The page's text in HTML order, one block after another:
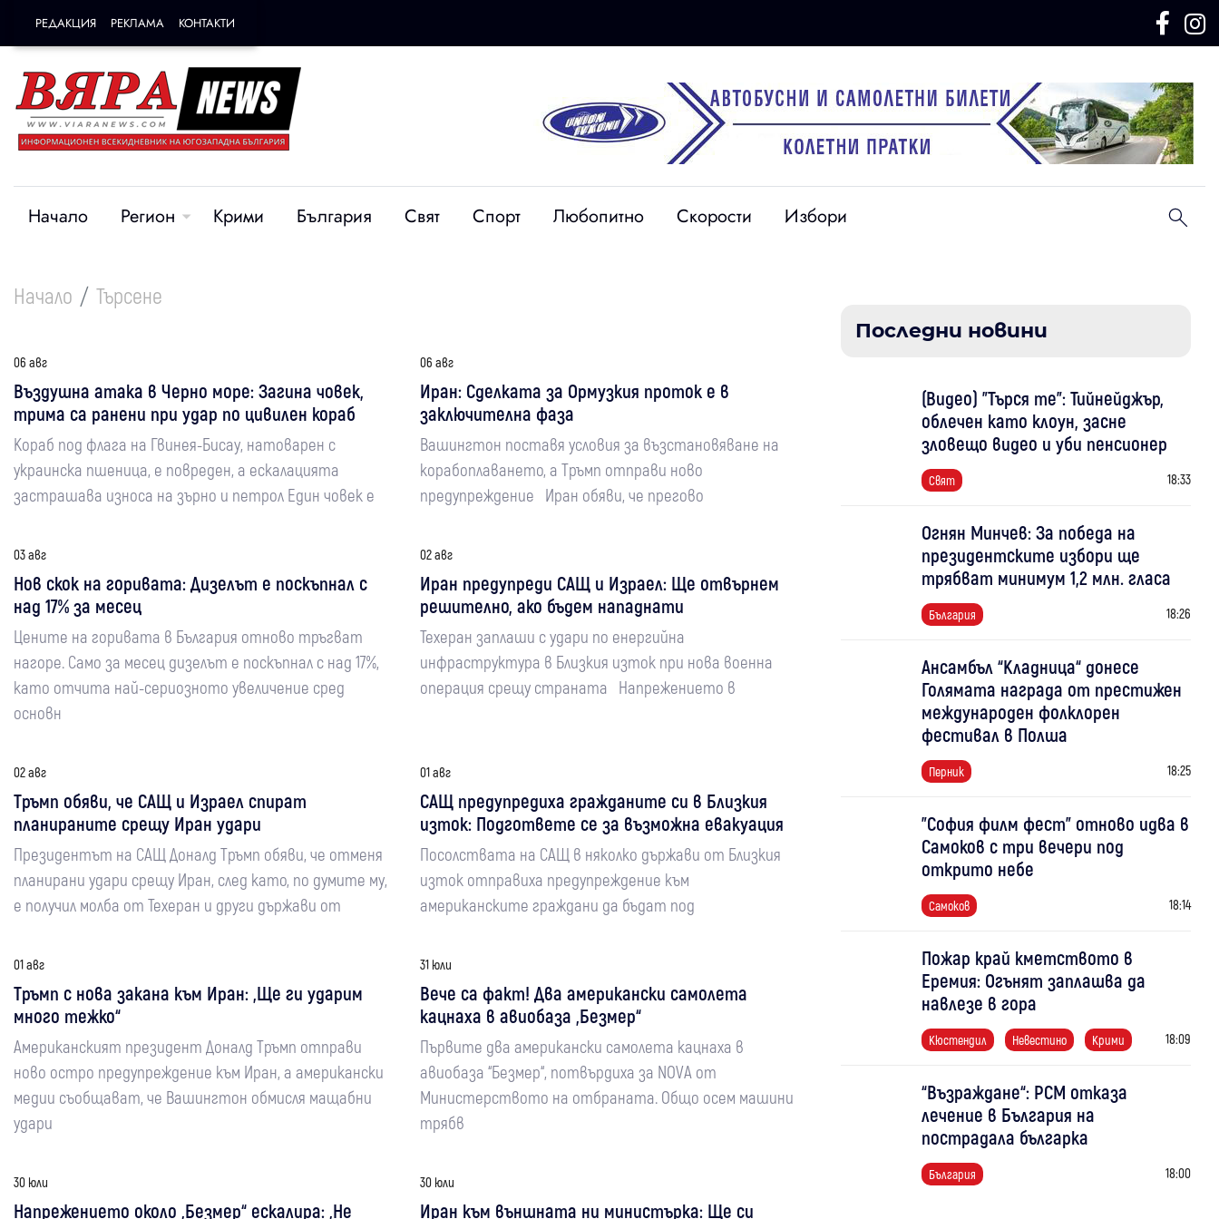
РЕДАКЦИЯ РЕКЛАМА КОНТАКТИ
Начало Регион Крими България Свят Спорт Любопитно Скорости Избори
Начало Търсене
06 авг
Въздушна атака в Черно море: Загина човек,
трима са ранени при удар по цивилен кораб
Кораб под флага на Гвинея-Бисау, натоварен с
украинска пшеница, е повреден, а ескалацията
застрашава износа на зърно и петрол Един човек е
06 авг
Иран: Сделката за Ормузкия проток е в
заключителна фаза
Вашингтон поставя условия за възстановяване на
корабоплаването, а Тръмп отправи ново
предупреждение Иран обяви, че прегово
03 авг
Нов скок на горивата: Дизелът е поскъпнал с
над 17% за месец
Цените на горивата в България отново тръгват
нагоре. Само за месец дизелът е поскъпнал с над 17%,
като отчита най-сериозното увеличение сред
основн
02 авг
Иран предупреди САЩ и Израел: Ще отвърнем
решително, ако бъдем нападнати
Техеран заплаши с удари по енергийна
инфраструктура в Близкия изток при нова военна
операция срещу страната Напрежението в
02 авг
Тръмп обяви, че САЩ и Израел спират
планираните срещу Иран удари
Президентът на САЩ Доналд Тръмп обяви, че отменя
планирани удари срещу Иран, след като, по думите му,
е получил молба от Техеран и други държави от
01 авг
САЩ предупредиха гражданите си в Близкия
изток: Подгответе се за възможна евакуация
Посолствата на САЩ в няколко държави от Близкия
изток отправиха предупреждение към
американските граждани да бъдат под
01 авг
Тръмп с нова закана към Иран: „Ще ги ударим
много тежко“
Американският президент Доналд Тръмп отправи
ново остро предупреждение към Иран, а американски
медии съобщават, че Вашингтон обмисля мащабни
удари
31 юли
Вече са факт! Два американски самолета
кацнаха в авиобаза „Безмер“
Първите два американски самолета кацнаха в
авиобаза “Безмер“, потвърдиха за NOVA от
Министерството на отбраната. Общо осем машини
трябв
30 юли
Напрежението около „Безмер“ ескалира: „Не
30 юли
Иран към външната ни министърка: Ще си
Последни новини
(Видео) "Търся те": Тийнейджър,
облечен като клоун, засне
зловещо видео и уби пенсионер
Свят 18:33
Огнян Минчев: За победа на
президентските избори ще
трябват минимум 1,2 млн. гласа
България 18:26
Ансамбъл “Кладница“ донесе
Голямата награда от престижен
международен фолклорен
фестивал в Полша
Перник 18:25
"София филм фест" отново идва в
Самоков с три вечери под
открито небе
Самоков 18:14
Пожар край кметството в
Еремия: Огънят заплашва да
навлезе в гора
Кюстендил Невестино Крими 18:09
“Възраждане“: РСМ отказа
лечение в България на
пострадала българка
България 18:00